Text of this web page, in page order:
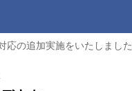
応の追加実施をいたしました